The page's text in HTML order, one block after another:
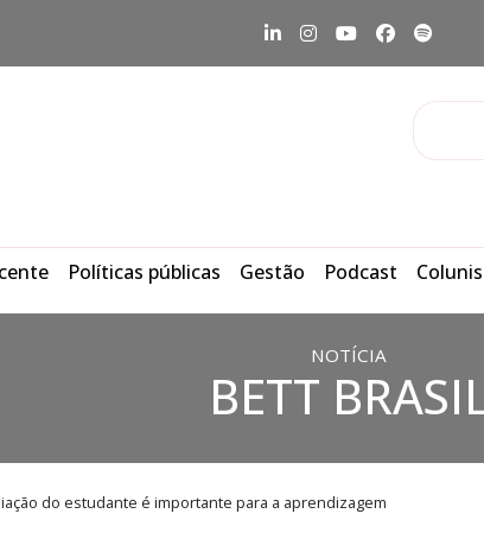
Políticas públicas Gestão Podcast
NOTÍCIA
BETT
do estudante é importante para a aprendizagem